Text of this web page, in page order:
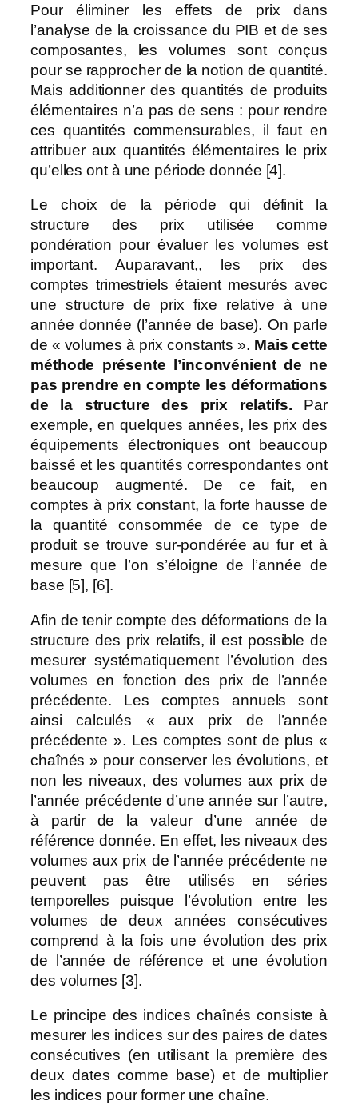
Pour éliminer les effets de prix dans
l’analyse de la croissance du PIB et de ses
composantes, les volumes sont conçus
pour se rapprocher de la notion de quantité.
Mais additionner des quantités de produits
élémentaires n’a pas de sens : pour rendre
ces quantités commensurables, il faut en
attribuer aux quantités élémentaires le prix
qu’elles ont à une période donnée [4].
Le choix de la période qui définit la
structure des prix utilisée comme
pondération pour évaluer les volumes est
important. Auparavant,, les prix des
comptes trimestriels étaient mesurés avec
une structure de prix fixe relative à une
année donnée (l’année de base). On parle
de « volumes à prix constants ». Mais cette
méthode présente l’inconvénient de ne
pas prendre en compte les déformations
de la structure des prix relatifs. Par
exemple, en quelques années, les prix des
équipements électroniques ont beaucoup
baissé et les quantités correspondantes ont
beaucoup augmenté. De ce fait, en
comptes à prix constant, la forte hausse de
la quantité consommée de ce type de
produit se trouve sur-pondérée au fur et à
mesure que l’on s’éloigne de l’année de
base [5], [6].
Afin de tenir compte des déformations de la
structure des prix relatifs, il est possible de
mesurer systématiquement l’évolution des
volumes en fonction des prix de l’année
précédente. Les comptes annuels sont
ainsi calculés « aux prix de l’année
précédente ». Les comptes sont de plus «
chaînés » pour conserver les évolutions, et
non les niveaux, des volumes aux prix de
l’année précédente d’une année sur l’autre,
à partir de la valeur d’une année de
référence donnée. En effet, les niveaux des
volumes aux prix de l’année précédente ne
peuvent pas être utilisés en séries
temporelles puisque l’évolution entre les
volumes de deux années consécutives
comprend à la fois une évolution des prix
de l’année de référence et une évolution
des volumes [3].
Le principe des indices chaînés consiste à
mesurer les indices sur des paires de dates
consécutives (en utilisant la première des
deux dates comme base) et de multiplier
les indices pour former une chaîne.